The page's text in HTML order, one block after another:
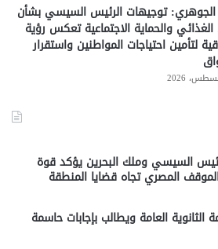
توجيهات الرئيس السيسي بشأن
الغذائي والحماية الاجتماعية تعكس رؤية
لتأمين احتياجات المواطنين واستقرار
السيسي وملك البحرين يؤكد قوة
الموقف المصري تجاه قضايا المنطقة
العامة ويطالب بإجابات حاسمة